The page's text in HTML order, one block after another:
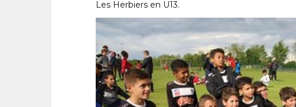
Les Herbiers en U13.